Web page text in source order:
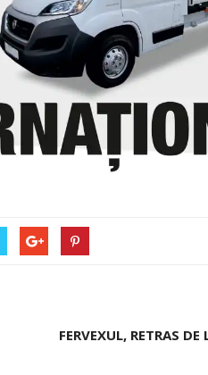
FERVEXUL, ­RETRAS